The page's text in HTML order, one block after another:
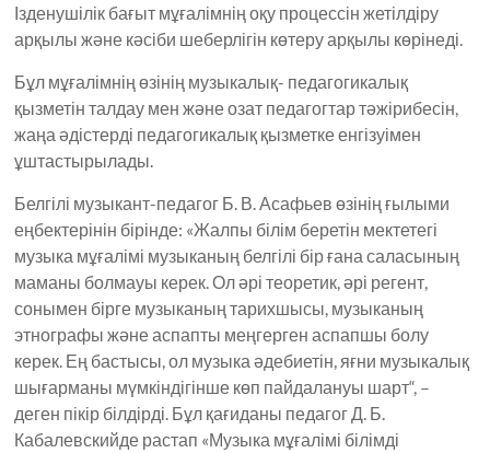
Ізденушілік бағыт мұғалімнің оқу процессін жетілдіру
арқылы және кәсіби шеберлігін көтеру арқылы көрінеді.
Бұл мұғалімнің өзінің музыкалық- педагогикалық
қызметін талдау мен және озат педагогтар тәжірибесін,
жаңа әдістерді педагогикалық қызметке енгізуімен
ұштастырылады.
Белгілі музыкант-педагог Б. В. Асафьев өзінің ғылыми
еңбектерінін бірінде: «Жалпы білім беретін мектетегі
музыка мұғалімі музыканың белгілі бір ғана саласының
маманы болмауы керек. Ол әрі теоретик, әрі регент,
сонымен бірге музыканың тарихшысы, музыканың
этнографы және аспапты меңгерген аспапшы болу
керек. Ең бастысы, ол музыка әдебиетін, яғни музыкалық
шығарманы мүмкіндігінше көп пайдалануы шарт“, –
деген пікір білдірді. Бұл қағиданы педагог Д. Б.
Кабалевскийде растап «Музыка мұғалімі білімді